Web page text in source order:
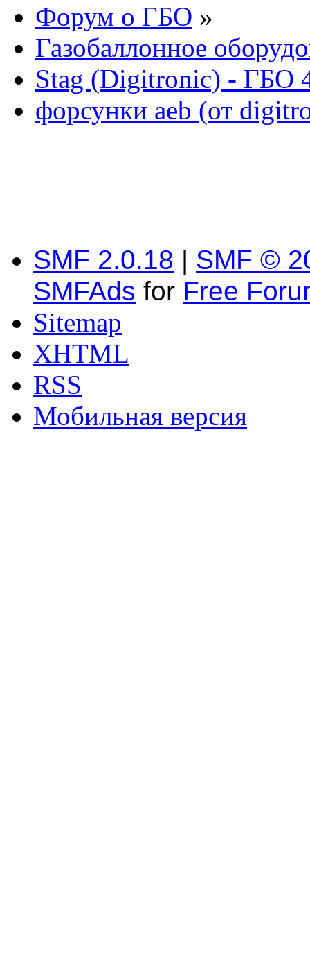
Форум о ГБО »
Газобаллонное
Stag (Digitronic) - ГБО
форсунки aeb (от
SMF 2.0.18 | SMF ©
SMFAds for Free
Sitemap
XHTML
RSS
Мобильная версия